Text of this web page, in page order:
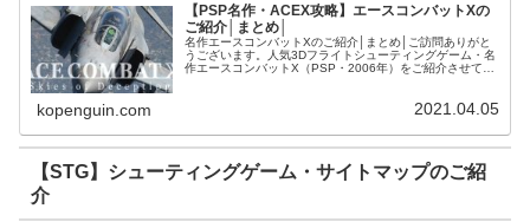
【PSP名作・ACEX攻略】エースコンバットXの
ご紹介│まとめ│
名作エースコンバットXのご紹介│まとめ│ご訪問ありがと
うございます。人気3Dフライトシューティングゲーム・名
作エースコンバットX（PSP・2006年）をご紹介させて頂
kopenguin.com 2021.04.05
【STG】シューティングゲーム・サイトマップのご紹
介